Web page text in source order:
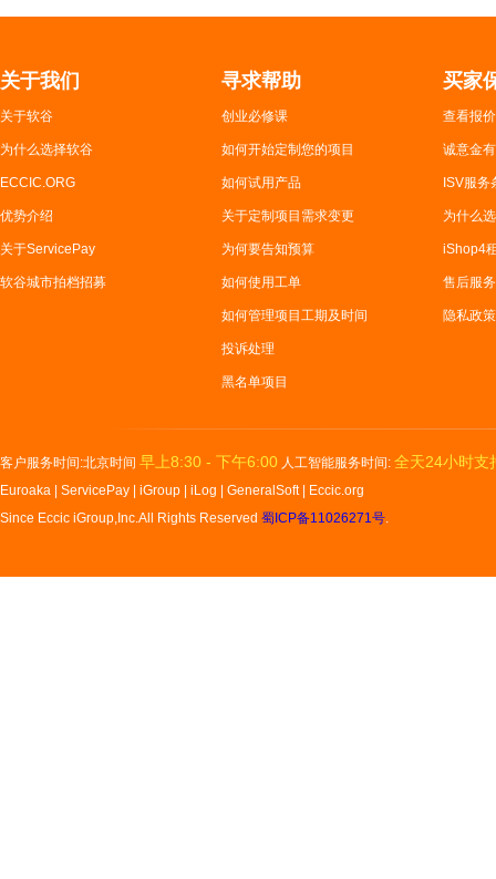
关于我们
关于软谷
为什么选择软谷
ECCIC.ORG
优势介绍
关于ServicePay
软谷城市拍档招募
寻求帮助
创业必修课
如何开始定制您的项目
如何试用产品
关于定制项目需求变更
为何要告知预算
如何使用工单
如何管理项目工期及时间
投诉处理
黑名单项目
买家
查看报
诚意金
ISV服务
为什么
iShop4
售后服务
隐私政策
客户服务时间:北京时间 早上8:30 - 下午6:00 人工智能服务时间: 全天24小时支
Euroaka ServicePay iGroup iLog GeneralSoft|
Eccic.org
Since Eccic iGroup,Inc.All Rights Reserved 蜀ICP备11026271号.